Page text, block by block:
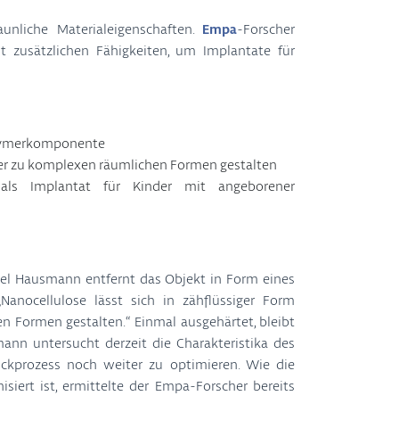
Materialeigenschaften. Empa-Forscher
Fähigkeiten, um Implantate für
zu komplexen räumlichen Formen gestalten
Implantat für Kinder mit angeborener
Hausmann entfernt das Objekt in Form eines
lässt sich in zähflüssiger Form
gestalten.“ Einmal ausgehärtet, bleibt
untersucht derzeit die Charakteristika des
noch weiter zu optimieren. Wie die
ist, ermittelte der Empa-Forscher bereits